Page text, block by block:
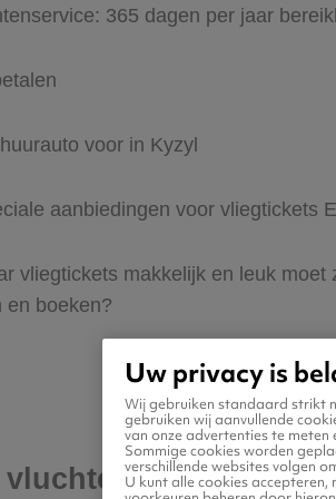
365 dagen per jaar
voor in Kyzyl
aanbiedingen voor vliegtickets
vliegtickets makkelijk en leuk
en boeken?
naar Kyzyl
Uw privacy is
Wij gebruiken standaard strikt
gebruiken wij aanvullende
van onze advertenties te
Sommige cookies worden
verschillende websites volgen
U kunt alle cookies